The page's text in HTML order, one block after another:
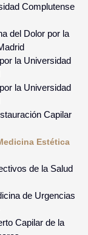
Complutense
del Dolor por la
la Universidad
la Universidad
Capilar
Estética
de la Salud
de Urgencias
Capilar de la